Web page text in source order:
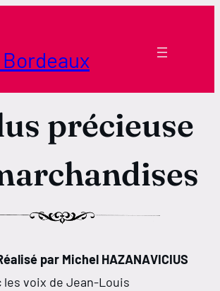
précieuse
par Michel HAZANAVICIUS
les voix de Jean-Louis